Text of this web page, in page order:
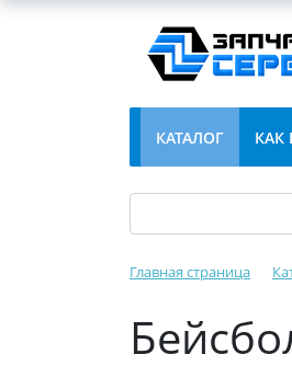
КАТАЛОГ КАК
Главная страница